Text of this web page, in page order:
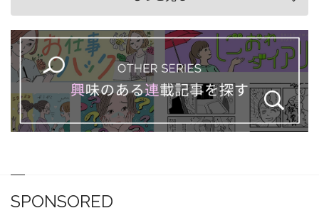
SPONSORED